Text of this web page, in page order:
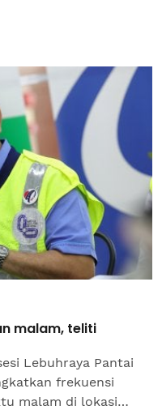
malam, teliti
Lebuhraya Pantai
frekuensi
malam di lokasi